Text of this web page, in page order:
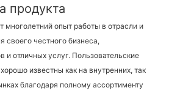
продукта
многолетний опыт работы в отрасли и
честного бизнеса,
и отличных услуг. Пользовательские
известны как на внутренних, так
благодаря полному ассортименту